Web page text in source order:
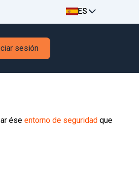
ES
sesión
éseentorno de seguridad que